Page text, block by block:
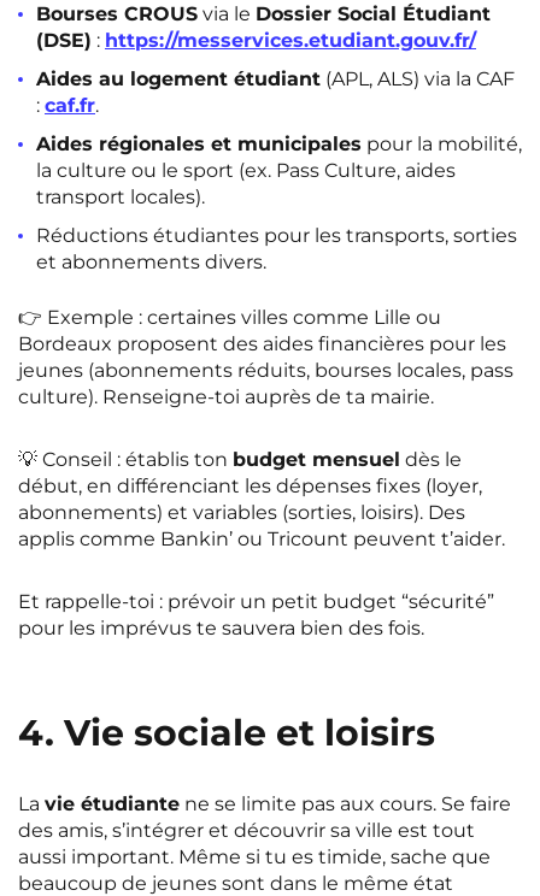
Bourses CROUS via le Dossier Social Étudiant
(DSE) : https://messervices.etudiant.gouv.fr/
Aides au logement étudiant (APL, ALS) via la CAF
: caf.fr.
Aides régionales et municipales pour la mobilité,
la culture ou le sport (ex. Pass Culture, aides
transport locales).
Réductions étudiantes pour les transports, sorties
et abonnements divers.
👉 Exemple : certaines villes comme Lille ou
Bordeaux proposent des aides financières pour les
jeunes (abonnements réduits, bourses locales, pass
culture). Renseigne-toi auprès de ta mairie.
💡 Conseil : établis ton budget mensuel dès le
début, en différenciant les dépenses fixes (loyer,
abonnements) et variables (sorties, loisirs). Des
applis comme Bankin’ ou Tricount peuvent t’aider.
Et rappelle-toi : prévoir un petit budget “sécurité”
pour les imprévus te sauvera bien des fois.
4. Vie sociale et loisirs
La vie étudiante ne se limite pas aux cours. Se faire
des amis, s’intégrer et découvrir sa ville est tout
aussi important. Même si tu es timide, sache que
beaucoup de jeunes sont dans le même état